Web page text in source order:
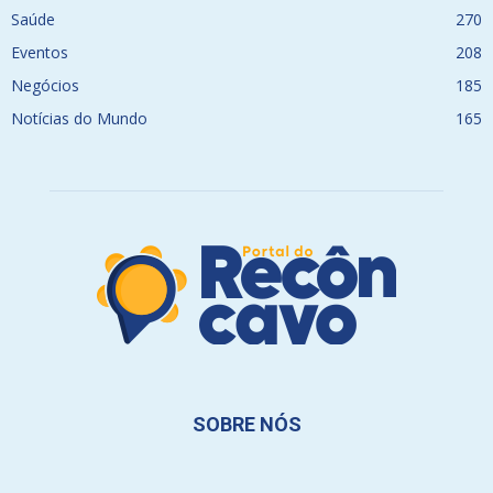
Saúde
270
Eventos
208
Negócios
185
Notícias do Mundo
165
SOBRE NÓS